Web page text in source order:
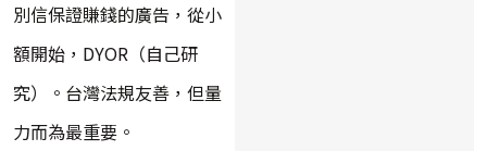
別信保證賺錢的廣告，從小
額開始，DYOR（自己研
究）。台灣法規友善，但量
力而為最重要。